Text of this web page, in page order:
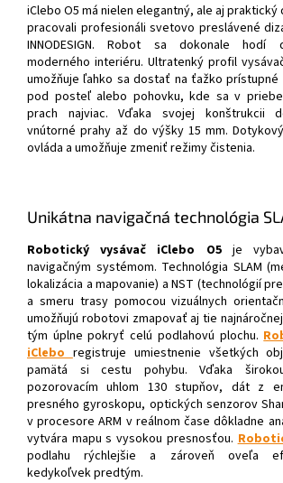
iClebo O5 má nielen elegantný, ale aj praktický
pracovali profesionáli svetovo preslávené
INNODESIGN. Robot sa dokonale hodí
moderného interiéru. Ultratenký profil
umožňuje ľahko sa dostať na ťažko prístupné
pod posteľ alebo pohovku, kde sa v
prach najviac. Vďaka svojej konštrukcii
vnútorné prahy až do výšky 15 mm.
ovláda a umožňuje zmeniť režimy čistenia.
Unikátna navigačná technológia
Robotický vysávač iClebo O5je
navigačným systémom. Technológia SLAM
lokalizácia a mapovanie) a NST (technológií
a smeru trasy pomocou vizuálnych
umožňujú robotovi zmapovať aj tie
tým úplne pokryť celú podlahovú plochu.
iClebo registruje umiestnenie všetkých
pamätá si cestu pohybu. Vďaka
pozorovacím uhlom 130 stupňov, dát z
presného gyroskopu, optických senzorov
v procesore ARM v reálnom čase dôkladne
vytvára mapu s vysokou presnosťou.
podlahu rýchlejšie a zároveň oveľa
kedykoľvek predtým.